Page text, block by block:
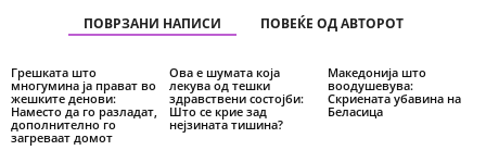
ПОВРЗАНИ НАПИСИ ПОВЕЌЕ ОД АВТОРОТ
Грешката што
многумина ја прават во
жешките денови:
Наместо да го разладат,
дополнително го
загреваат домот
Ова е шумата која
лекува од тешки
здравствени состојби:
Што се крие зад
нејзината тишина?
Македонија што
воодушевува:
Скриената убавина на
Беласица